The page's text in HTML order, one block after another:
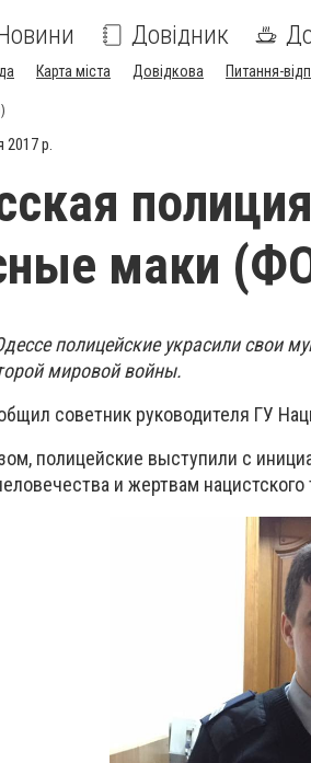
Довідник
Карта міста Довідкова Питання-
2017 р.
маки
полицейские украсили
мировой войны.
советник руководителя ГУ
полицейские выступили с
и жертвам нацистского